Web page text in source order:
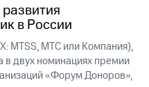
в России
MTSS, МТС или Компания),
в двух номинациях премии
«Форум Доноров»,